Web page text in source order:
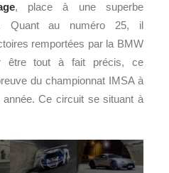
, place à une superbe
Quant au numéro 25, il
remportées par la BMW
être tout à fait précis, ce
du championnat IMSA à
Ce circuit se situant à